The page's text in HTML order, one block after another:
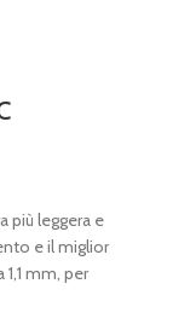
più leggera e
e il miglior
mm, per